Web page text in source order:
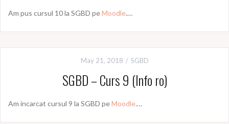
Am pus cursul 10 la SGBD peMoodle.…
May 21, 2018 SGBD
SGBD – Curs 9 (Info ro)
Am incarcat cursul 9 la SGBD peMoodle.…